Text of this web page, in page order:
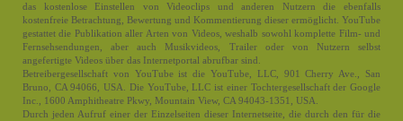
das kostenlose Einstellen von Videoclips und anderen Nutzern die ebenfalls
kostenfreie Betrachtung, Bewertung und Kommentierung dieser ermöglicht. YouTube
gestattet die Publikation aller Arten von Videos, weshalb sowohl komplette Film- und
Fernsehsendungen, aber auch Musikvideos, Trailer oder von Nutzern selbst
angefertigte Videos über das Internetportal abrufbar sind.
Betreibergesellschaft von YouTube ist die YouTube, LLC, 901 Cherry Ave., San
Bruno, CA 94066, USA. Die YouTube, LLC ist einer Tochtergesellschaft der Google
Inc., 1600 Amphitheatre Pkwy, Mountain View, CA 94043-1351, USA.
Durch jeden Aufruf einer der Einzelseiten dieser Internetseite, die durch den für die